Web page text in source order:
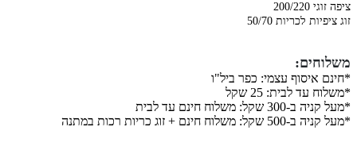
ציפה זוגי 200/220
זוג ציפיות לכריות 50/70
משלוחים:
*חינם איסוף עצמי: כפר ביל"ו
*משלוח עד לבית: 25 שקל
*מעל קניה ב-300 שקל: משלוח חינם עד לבית
*מעל קניה ב-500 שקל: משלוח חינם + זוג כריות רכות במתנה